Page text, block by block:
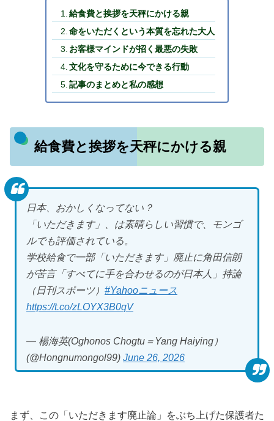
給食費と挨拶を天秤にかける親
命をいただくという本質を忘れた大人
お客様マインドが招く最悪の失敗
文化を守るために今できる行動
記事のまとめと私の感想
給食費と挨拶を天秤にかける親
日本、おかしくなってない？
「いただきます」、は素晴らしい習慣で、モンゴ
ルでも評価されている。
学校給食で一部「いただきます」廃止に角田信朗
が苦言「すべてに手を合わせるのが日本人」持論
（日刊スポーツ） #Yahooニュース
https://t.co/zLOYX3B0qV
— 楊海英(Oghonos Chogtu＝Yang Haiying）
(@Hongnumongol99) June 26, 2026
まず、この「いただきます廃止論」をぶち上げた保護者た